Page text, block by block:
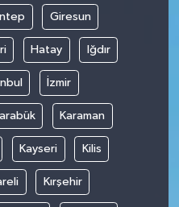
Giresun
Hatay Iğdır
İzmir
Karaman
Kayseri Kilis
Kırşehir